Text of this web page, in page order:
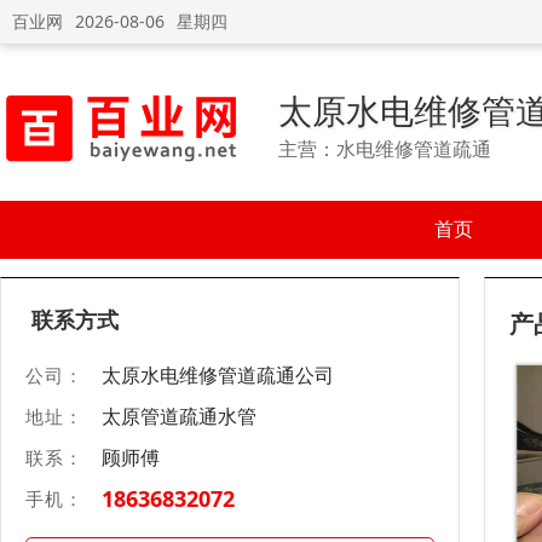
百业网 2026-08-06 星期四
太原水电维修管
主营：水电维修管道疏通
首页
联系方式
公司： 太原水电维修管道疏通公司
地址： 太原管道疏通水管
联系： 顾师傅
手机： 18636832072
产